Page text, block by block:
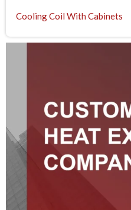
Cooling Coil With Cabinets